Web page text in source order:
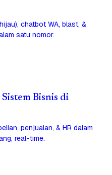
chatbot WA, blast, &
satu nomor.
Sistem Bisnis di
penjualan, & HR dalam
real-time.